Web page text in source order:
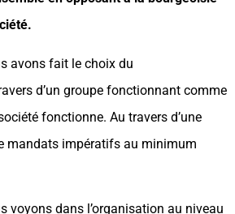
avons fait le choix du
d’un groupe fonctionnant comme
fonctionne. Au travers d’une
mandats impératifs au minimum
voyons dans l’organisation au niveau